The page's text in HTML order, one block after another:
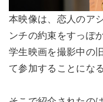
本映像は、恋人のア
ンチの約束をすっぽ
学生映画を撮影中の
て参加することにな